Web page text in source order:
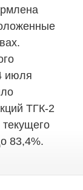
июля
ТГК-2
83,4%.